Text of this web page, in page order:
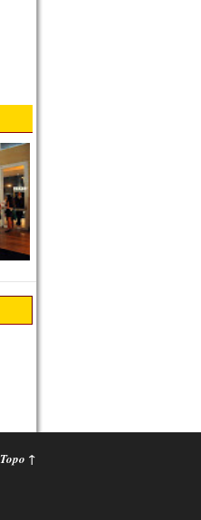
Topo ↑